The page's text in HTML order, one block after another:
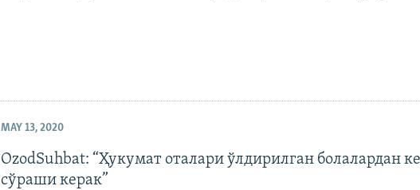
MAY 13, 2020
OzodSuhbat: “Ҳукумат оталари ўлдирилган болалардан
сўраши керак”